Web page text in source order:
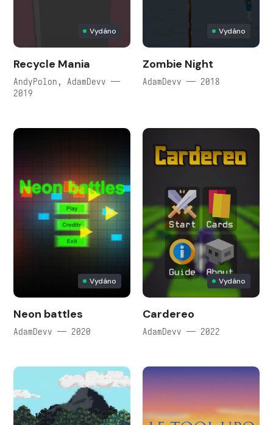
Vydáno
Recycle Mania
AndyPolon, AdamDevv —
2019
Vydáno
Zombie Night
AdamDevv — 2018
Vydáno
Neon battles
AdamDevv — 2020
Vydáno
Cardereo
AdamDevv — 2022